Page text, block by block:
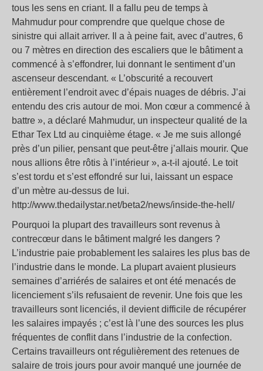
tous les sens en criant. Il a fallu peu de temps à
Mahmudur pour comprendre que quelque chose de
sinistre qui allait arriver. Il a à peine fait, avec d’autres, 6
ou 7 mètres en direction des escaliers que le bâtiment a
commencé à s’effondrer, lui donnant le sentiment d’un
ascenseur descendant. « L’obscurité a recouvert
entièrement l’endroit avec d’épais nuages de débris. J’ai
entendu des cris autour de moi. Mon cœur a commencé à
battre », a déclaré Mahmudur, un inspecteur qualité de la
Ethar Tex Ltd au cinquième étage. « Je me suis allongé
près d’un pilier, pensant que peut-être j’allais mourir. Que
nous allions être rôtis à l’intérieur », a-t-il ajouté. Le toit
s’est tordu et s’est effondré sur lui, laissant un espace
d’un mètre au-dessus de lui.
http://www.thedailystar.net/beta2/news/inside-the-hell/
Pourquoi la plupart des travailleurs sont revenus à
contrecœur dans le bâtiment malgré les dangers ?
L’industrie paie probablement les salaires les plus bas de
l’industrie dans le monde. La plupart avaient plusieurs
semaines d’arriérés de salaires et ont été menacés de
licenciement s’ils refusaient de revenir. Une fois que les
travailleurs sont licenciés, il devient difficile de récupérer
les salaires impayés ; c’est là l’une des sources les plus
fréquentes de conflit dans l’industrie de la confection.
Certains travailleurs ont régulièrement des retenues de
salaire de trois jours pour avoir manqué une journée de